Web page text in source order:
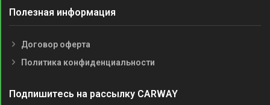
Полезная информация
Договор оферта
Политика конфиденциальности
Подпишитесь на рассылку CARWAY